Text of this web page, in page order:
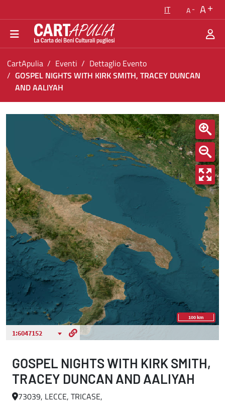
Vai al menu di navigazione
Vai ai contenuti
Vai al footer
IT A A
Ti trovi in:
CartApulia Eventi
Dettaglio Evento
GOSPEL NIGHTS WITH KIRK SMITH, TRACEY DUNCAN
AND AALIYAH
GOSPEL NIGHTS WITH KIRK SMITH, TRACEY
GOSPEL NIGHTS WITH KIRK SMITH,
TRACEY DUNCAN AND AALIYAH
73039, LECCE, TRICASE,